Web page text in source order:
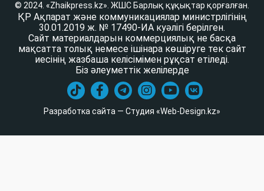
© 2024. «Zhaikpress.kz». ЖШС Барлық құқықтар қорғалған.
ҚР Ақпарат және коммуникациялар министрлігінің
30.01.2019 ж. № 17490-ИА куәлігі берілген.
Сайт материалдарын коммерциялық не басқа
мақсатта толық немесе ішінара көшіруге тек сайт
иесінің жазбаша келісімімен рұқсат етіледі.
Біз әлеуметтік желілерде
Разработка сайта — Студия «Web-Design.kz»